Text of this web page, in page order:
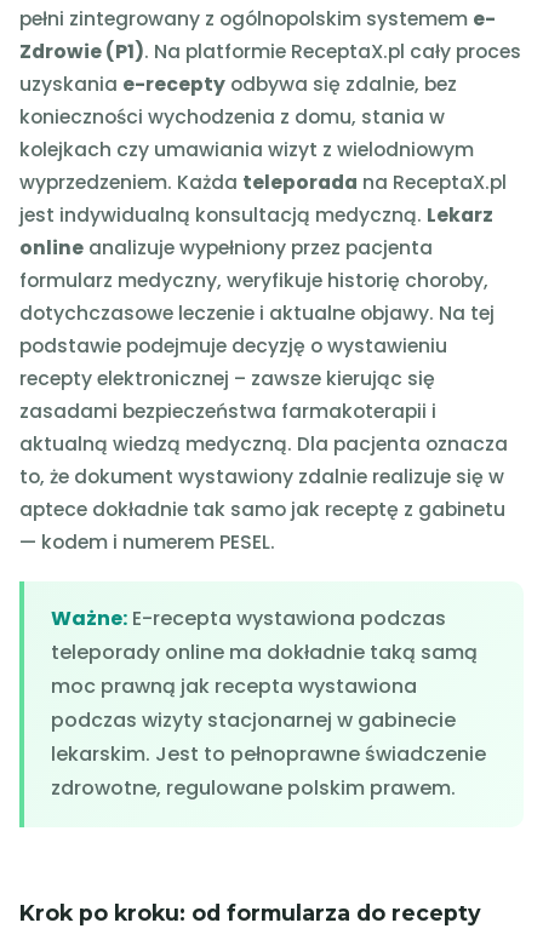
pełni zintegrowany z ogólnopolskim systemem e-
Zdrowie (P1). Na platformie ReceptaX.pl cały proces
uzyskania e-recepty odbywa się zdalnie, bez
konieczności wychodzenia z domu, stania w
kolejkach czy umawiania wizyt z wielodniowym
wyprzedzeniem. Każda teleporada na ReceptaX.pl
jest indywidualną konsultacją medyczną. Lekarz
online analizuje wypełniony przez pacjenta
formularz medyczny, weryfikuje historię choroby,
dotychczasowe leczenie i aktualne objawy. Na tej
podstawie podejmuje decyzję o wystawieniu
recepty elektronicznej – zawsze kierując się
zasadami bezpieczeństwa farmakoterapii i
aktualną wiedzą medyczną. Dla pacjenta oznacza
to, że dokument wystawiony zdalnie realizuje się w
aptece dokładnie tak samo jak receptę z gabinetu
— kodem i numerem PESEL.
Ważne: E-recepta wystawiona podczas
teleporady online ma dokładnie taką samą
moc prawną jak recepta wystawiona
podczas wizyty stacjonarnej w gabinecie
lekarskim. Jest to pełnoprawne świadczenie
zdrowotne, regulowane polskim prawem.
Krok po kroku: od formularza do recepty